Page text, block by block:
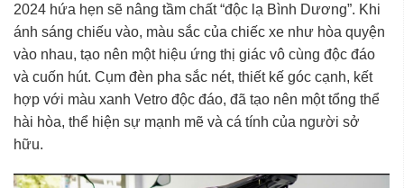
2024 hứa hẹn sẽ nâng tầm chất “độc lạ Bình Dương”. Khi
ánh sáng chiếu vào, màu sắc của chiếc xe như hòa quyện
vào nhau, tạo nên một hiệu ứng thị giác vô cùng độc đáo
và cuốn hút. Cụm đèn pha sắc nét, thiết kế góc cạnh, kết
hợp với màu xanh Vetro độc đáo, đã tạo nên một tổng thể
hài hòa, thể hiện sự mạnh mẽ và cá tính của người sở
hữu.